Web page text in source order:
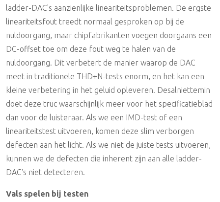
ladder-DAC's aanzienlijke lineariteitsproblemen. De ergste
lineariteitsfout treedt normaal gesproken op bij de
nuldoorgang, maar chipfabrikanten voegen doorgaans een
DC-offset toe om deze fout weg te halen van de
nuldoorgang. Dit verbetert de manier waarop de DAC
meet in traditionele THD+N-tests enorm, en het kan een
kleine verbetering in het geluid opleveren. Desalniettemin
doet deze truc waarschijnlijk meer voor het specificatieblad
dan voor de luisteraar. Als we een IMD-test of een
lineariteitstest uitvoeren, komen deze slim verborgen
defecten aan het licht. Als we niet de juiste tests uitvoeren,
kunnen we de defecten die inherent zijn aan alle ladder-
DAC's niet detecteren.
Vals spelen bij testen